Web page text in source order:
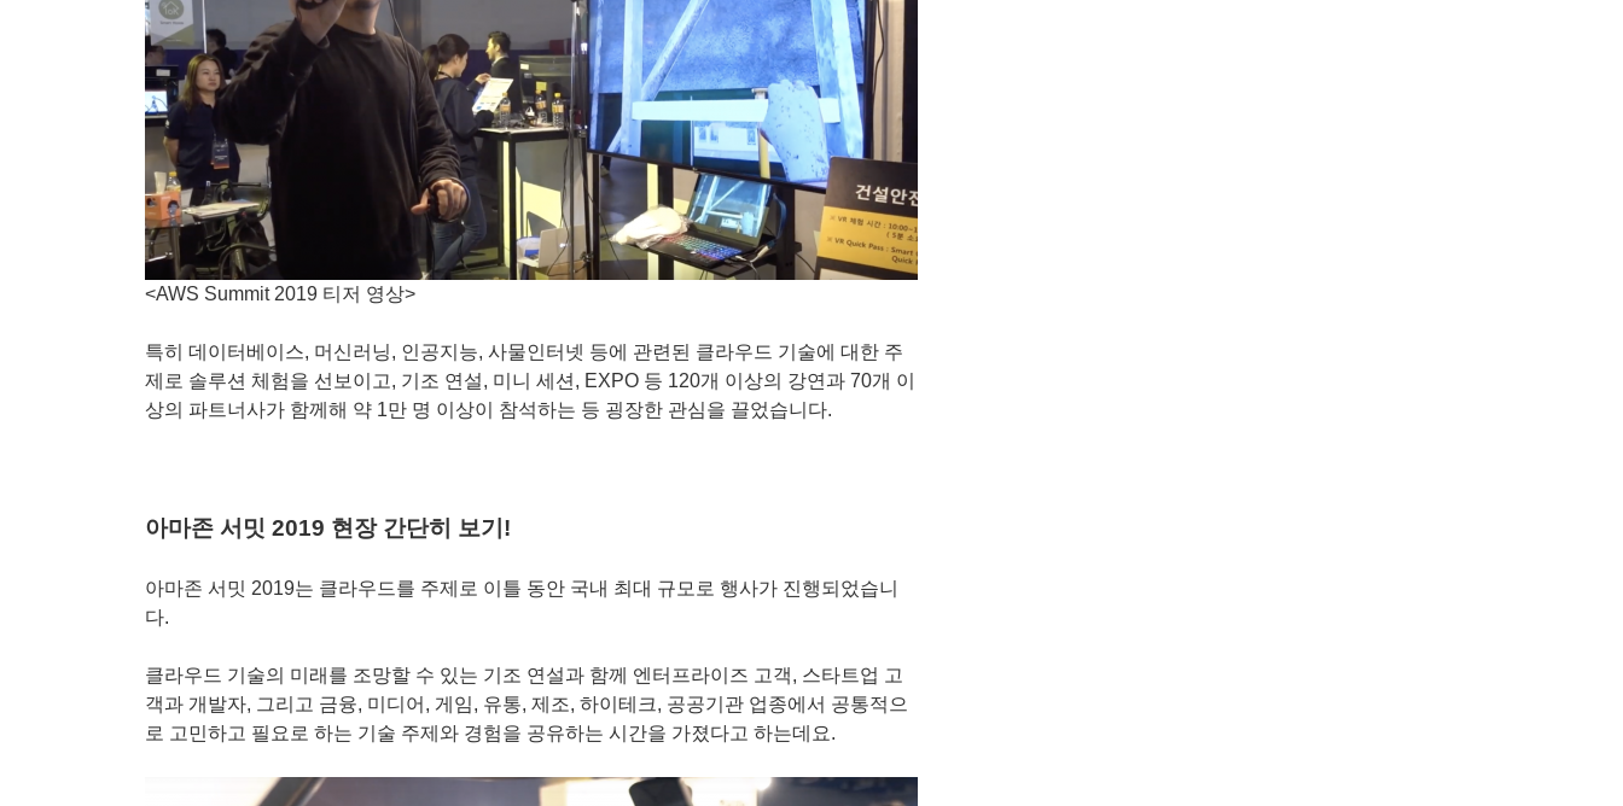
<AWS Summit 2019 티저 영상>
특히 데이터베이스, 머신러닝, 인공지능, 사물인터넷 등에 관련된 클라우드 기술에 대한 주
제로 솔루션 체험을 선보이고, 기조 연설, 미니 세션, EXPO 등 120개 이상의 강연과 70개 이
상의 파트너사가 함께해 약 1만 명 이상이 참석하는 등 굉장한 관심을 끌었습니다.
아마존 서밋 2019 현장 간단히 보기!
아마존 서밋 2019는 클라우드를 주제로 이틀 동안 국내 최대 규모로 행사가 진행되었습니
다.
클라우드 기술의 미래를 조망할 수 있는 기조 연설과 함께 엔터프라이즈 고객, 스타트업 고
객과 개발자, 그리고 금융, 미디어, 게임, 유통, 제조, 하이테크, 공공기관 업종에서 공통적으
로 고민하고 필요로 하는 기술 주제와 경험을 공유하는 시간을 가졌다고 하는데요.